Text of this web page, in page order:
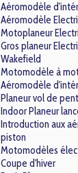
Aéromodèle
Aéromodèle
Motoplaneur
Gros planeur
Wakefield
Motomodèle à
Aéromodèle
Planeur vol de
Indoor Planeur
Introduction aux
piston
Motomodèles
Coupe d'hiver